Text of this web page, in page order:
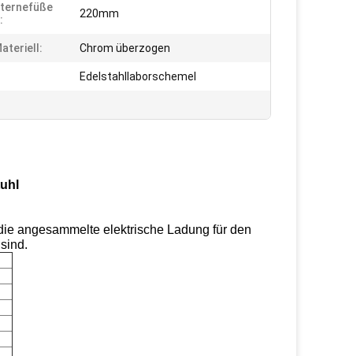
220mm
Chrom überzogen
Edelstahllaborschemel
angesammelte elektrische Ladung für den